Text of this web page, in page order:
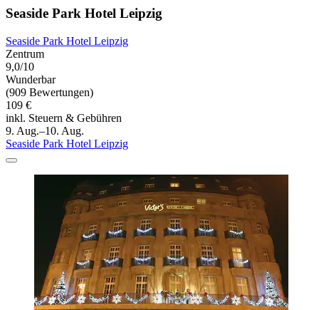
Seaside Park Hotel Leipzig
Seaside Park Hotel Leipzig
Zentrum
9,0/10
Wunderbar
(909 Bewertungen)
109 €
inkl. Steuern & Gebühren
9. Aug.–10. Aug.
Seaside Park Hotel Leipzig